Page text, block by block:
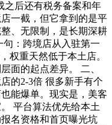
之后还有税务备案和年
一截，但它拿到的是平
、无限制，是长期深耕
：跨境店从入驻第一
权重天然低于本土店。
面的起点差异。 二、
的2-3倍 很多新手有个
能爆单。现实是，美客
平台算法优先给本土
名资格和首页曝光坑